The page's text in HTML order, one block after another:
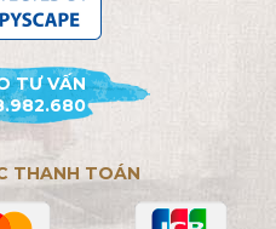
TƯ VẤN
THANH TOÁN